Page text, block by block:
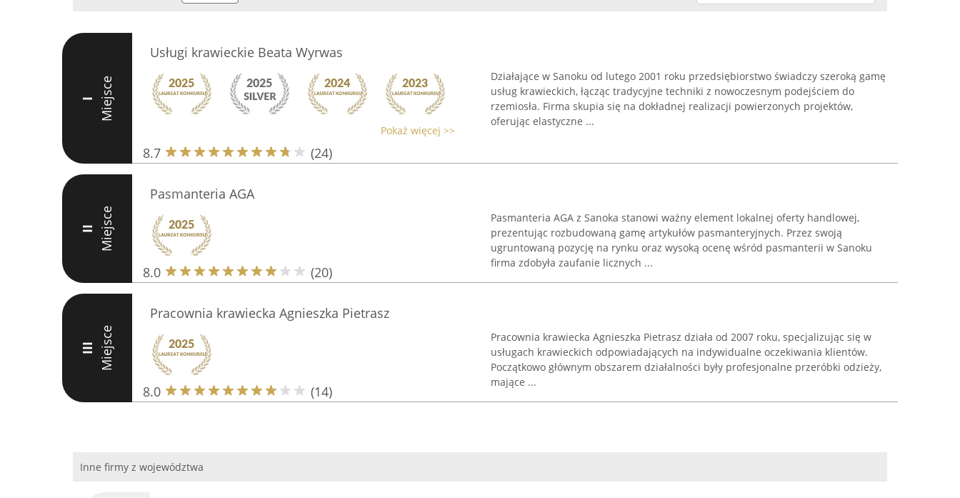
I Miejsce
Usługi krawieckie Beata Wyrwas
Pokaż więcej >>
8.7 (24)
Działające w Sanoku od lutego 2001 roku przedsiębiorstwo świadczy szeroką gamę
usług krawieckich, łącząc tradycyjne techniki z nowoczesnym podejściem do
rzemiosła. Firma skupia się na dokładnej realizacji powierzonych projektów,
oferując elastyczne ...
II Miejsce
Pasmanteria AGA
8.0 (20)
Pasmanteria AGA z Sanoka stanowi ważny element lokalnej oferty handlowej,
prezentując rozbudowaną gamę artykułów pasmanteryjnych. Przez swoją
ugruntowaną pozycję na rynku oraz wysoką ocenę wśród pasmanterii w Sanoku
firma zdobyła zaufanie licznych ...
III Miejsce
Pracownia krawiecka Agnieszka Pietrasz
8.0 (14)
Pracownia krawiecka Agnieszka Pietrasz działa od 2007 roku, specjalizując się w
usługach krawieckich odpowiadających na indywidualne oczekiwania klientów.
Początkowo głównym obszarem działalności były profesjonalne przeróbki odzieży,
mające ...
Inne firmy z województwa